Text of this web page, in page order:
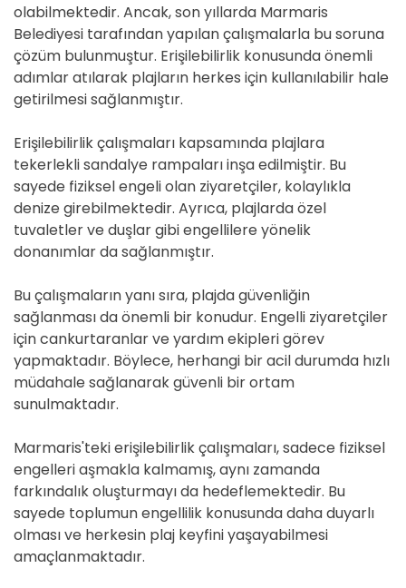
olabilmektedir. Ancak, son yıllarda Marmaris
Belediyesi tarafından yapılan çalışmalarla bu soruna
çözüm bulunmuştur. Erişilebilirlik konusunda önemli
adımlar atılarak plajların herkes için kullanılabilir hale
getirilmesi sağlanmıştır.
Erişilebilirlik çalışmaları kapsamında plajlara
tekerlekli sandalye rampaları inşa edilmiştir. Bu
sayede fiziksel engeli olan ziyaretçiler, kolaylıkla
denize girebilmektedir. Ayrıca, plajlarda özel
tuvaletler ve duşlar gibi engellilere yönelik
donanımlar da sağlanmıştır.
Bu çalışmaların yanı sıra, plajda güvenliğin
sağlanması da önemli bir konudur. Engelli ziyaretçiler
için cankurtaranlar ve yardım ekipleri görev
yapmaktadır. Böylece, herhangi bir acil durumda hızlı
müdahale sağlanarak güvenli bir ortam
sunulmaktadır.
Marmaris'teki erişilebilirlik çalışmaları, sadece fiziksel
engelleri aşmakla kalmamış, aynı zamanda
farkındalık oluşturmayı da hedeflemektedir. Bu
sayede toplumun engellilik konusunda daha duyarlı
olması ve herkesin plaj keyfini yaşayabilmesi
amaçlanmaktadır.